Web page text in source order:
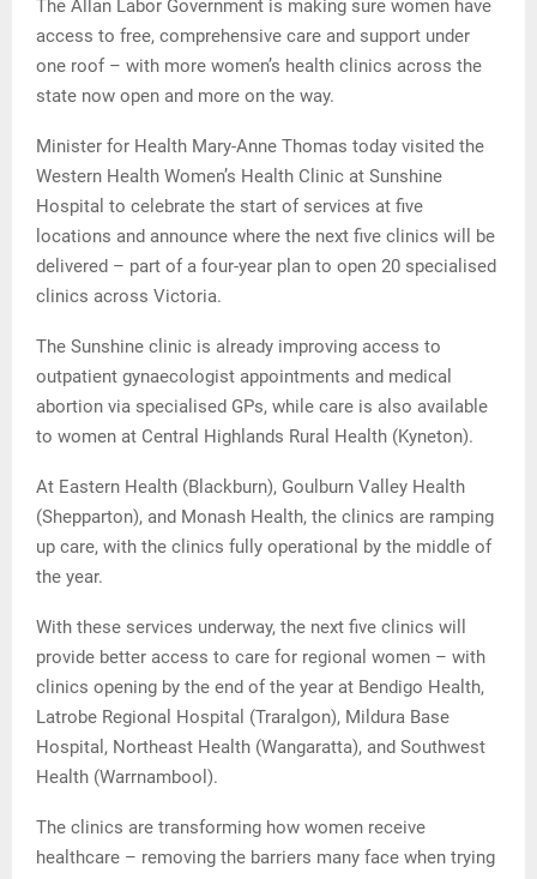
The Allan Labor Government is making sure women have
access to free, comprehensive care and support under
one roof – with more women’s health clinics across the
state now open and more on the way.
Minister for Health Mary-Anne Thomas today visited the
Western Health Women’s Health Clinic at Sunshine
Hospital to celebrate the start of services at five
locations and announce where the next five clinics will be
delivered – part of a four-year plan to open 20 specialised
clinics across Victoria.
The Sunshine clinic is already improving access to
outpatient gynaecologist appointments and medical
abortion via specialised GPs, while care is also available
to women at Central Highlands Rural Health (Kyneton).
At Eastern Health (Blackburn), Goulburn Valley Health
(Shepparton), and Monash Health, the clinics are ramping
up care, with the clinics fully operational by the middle of
the year.
With these services underway, the next five clinics will
provide better access to care for regional women – with
clinics opening by the end of the year at Bendigo Health,
Latrobe Regional Hospital (Traralgon), Mildura Base
Hospital, Northeast Health (Wangaratta), and Southwest
Health (Warrnambool).
The clinics are transforming how women receive
healthcare – removing the barriers many face when trying